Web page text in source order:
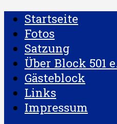
Startseite
Fotos
Satzung
Über Block 501
Gästeblock
Links
Impressum